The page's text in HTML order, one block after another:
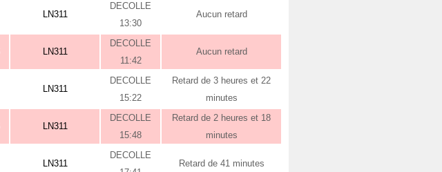
LN311
DECOLLE
13:30
Aucun retard
LN311
DECOLLE
11:42
Aucun retard
LN311
DECOLLE
15:22
Retard de 3 heures et 22
minutes
LN311
DECOLLE
15:48
Retard de 2 heures et 18
minutes
LN311
DECOLLE
Retard de 41 minutes